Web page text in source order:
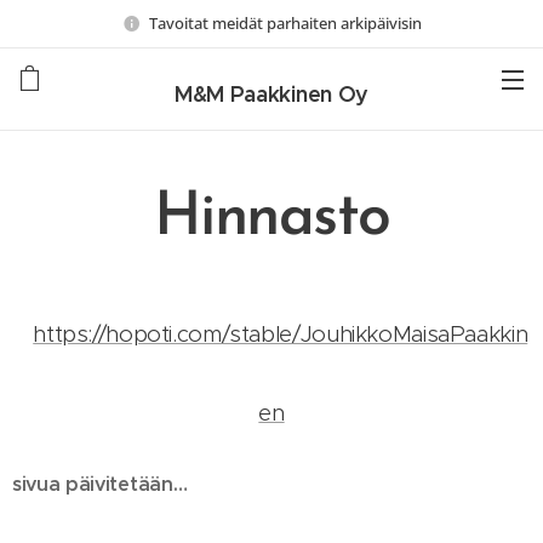
Tavoitat meidät parhaiten arkipäivisin
M&M Paakkinen Oy
Hinnasto
https://hopoti.com/stable/JouhikkoMaisaPaakkin
en
sivua päivitetään…